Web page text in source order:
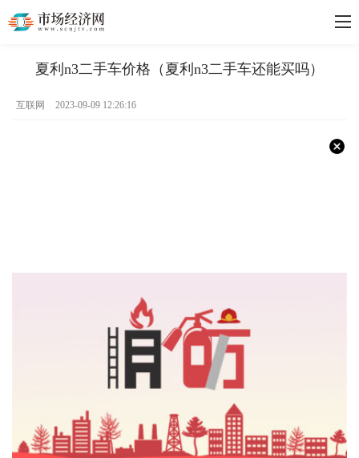
夏利n3二手车价格（夏利n3二手车还能买吗）
互联网 2023-09-09 12:26:16